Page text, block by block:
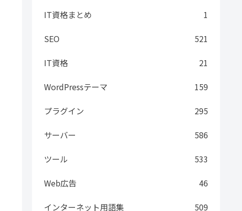
IT資格まとめ
1
SEO
521
IT資格
21
WordPressテーマ
159
プラグイン
295
サーバー
586
ツール
533
Web広告
46
インターネット用語集
509